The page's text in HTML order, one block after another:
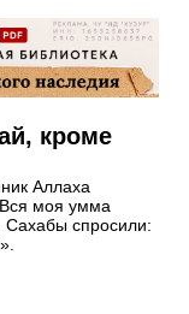
кроме
Аллаха
моя умма
Сахабы спросили: